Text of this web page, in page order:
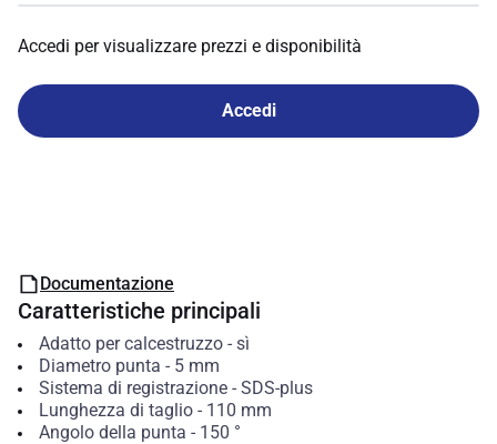
Accedi per visualizzare prezzi e disponibilità
Accedi
Documentazione
Caratteristiche principali
Adatto per calcestruzzo- sì
Diametro punta - 5 mm
Sistema di registrazione- SDS-plus
Lunghezza di taglio- 110 mm
Angolo della punta - 150 °